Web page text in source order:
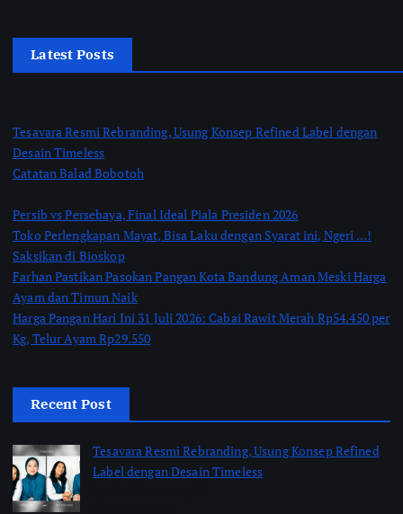
Latest Posts
Tesavara Resmi Rebranding, Usung Konsep Refined Label dengan
Desain Timeless
Catatan Balad Bobotoh
Persib vs Persebaya, Final Ideal Piala Presiden 2026
Toko Perlengkapan Mayat, Bisa Laku dengan Syarat ini, Ngeri …!
Saksikan di Bioskop
Farhan Pastikan Pasokan Pangan Kota Bandung Aman Meski Harga
Ayam dan Timun Naik
Harga Pangan Hari Ini 31 Juli 2026: Cabai Rawit Merah Rp54.450 per
Kg, Telur Ayam Rp29.550
Recent Post
Tesavara Resmi Rebranding, Usung Konsep Refined
Label dengan Desain Timeless